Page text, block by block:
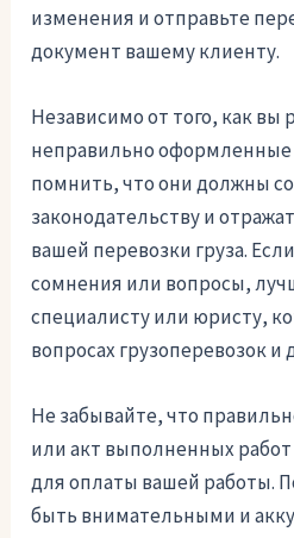
изменения и отправьте
документ вашему клиенту.
Независимо от того, как
неправильно
помнить, что они должны
законодательству и
вашей перевозки груза.
сомнения или вопросы,
специалисту или юристу,
вопросах грузоперевозок и
Не забывайте, что
или акт выполненных
для оплаты вашей работы.
быть внимательными и